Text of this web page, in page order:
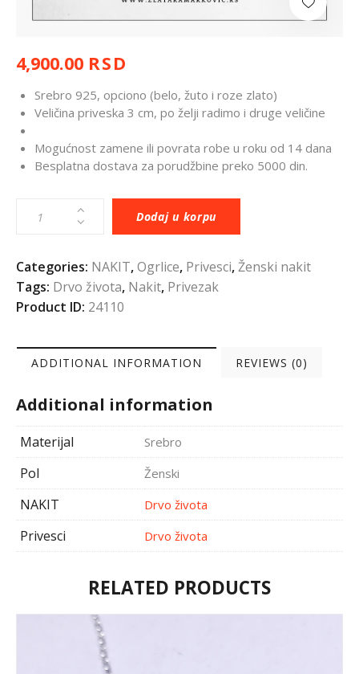
4,900.00 RSD
Srebro 925, opciono (belo, žuto i roze zlato)
Veličina priveska 3 cm, po želji radimo i druge veličine
Mogućnost zamene ili povrata robe u roku od 14 dana
Besplatna dostava za porudžbine preko 5000 din.
Dodaj u korpu
Categories: NAKIT,Ogrlice, Privesci,Ženski nakit
Tags: Drvo života, Nakit, Privezak
Product ID: 24110
ADDITIONAL INFORMATION REVIEWS (0)
Additional information
Materijal Srebro
Pol Ženski
NAKIT Drvo života
Privesci Drvo života
RELATED PRODUCTS